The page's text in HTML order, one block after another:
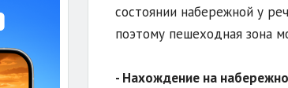
состоянии набережной у
поэтому пешеходная зона
- Нахождение на